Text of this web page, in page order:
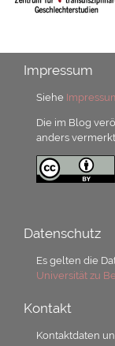
Impressum
Siehe
Die im Blog
anders
Datenschutz
Es gelten die
Universität zu
Kontakt
Kontaktdaten